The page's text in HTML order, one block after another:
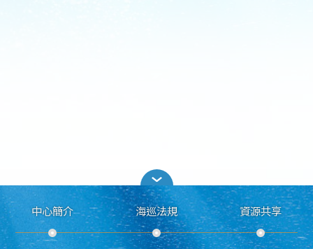
中心簡介 海巡法規 資源共享